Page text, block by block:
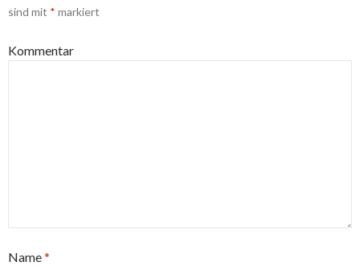
sind mit * markiert
Kommentar
Name*